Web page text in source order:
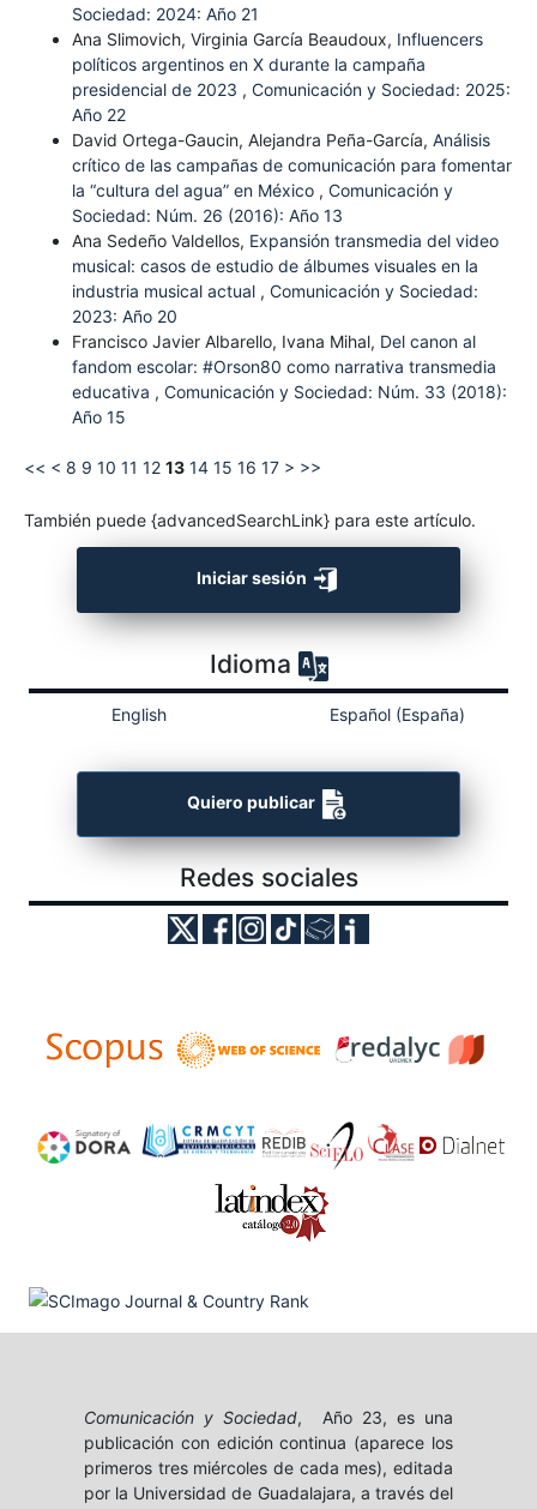
Sociedad: 2024: Año 21
Ana Slimovich, Virginia García Beaudoux, Influencers
políticos argentinos en X durante la campaña
presidencial de 2023 , Comunicación y Sociedad: 2025:
Año 22
David Ortega-Gaucin, Alejandra Peña-García, Análisis
crítico de las campañas de comunicación para fomentar
la “cultura del agua” en México , Comunicación y
Sociedad: Núm. 26 (2016): Año 13
Ana Sedeño Valdellos, Expansión transmedia del video
musical: casos de estudio de álbumes visuales en la
industria musical actual , Comunicación y Sociedad:
2023: Año 20
Francisco Javier Albarello, Ivana Mihal, Del canon al
fandom escolar: #Orson80 como narrativa transmedia
educativa , Comunicación y Sociedad: Núm. 33 (2018):
Año 15
<< < 8 9 10 11 12 13 14 15 16 17 > >>
También puede {advancedSearchLink} para este artículo.
Iniciar sesión
Idioma
English Español (España)
Quiero publicar
Redes sociales
Comunicación y Sociedad, Año 23, es una
publicación con edición continua (aparece los
primeros tres miércoles de cada mes), editada
por la Universidad de Guadalajara, a través del